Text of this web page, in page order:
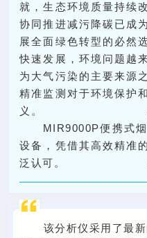
就，生态环境质量持续
协同推进减污降碳已成
展全面绿色转型的必然
快速发展，环境问题越
为大气污染的主要来源
精准监测对于环境保护
义。
MIR9000P便携式
设备，凭借其高效精准
泛认可。
该分析仪采用了最